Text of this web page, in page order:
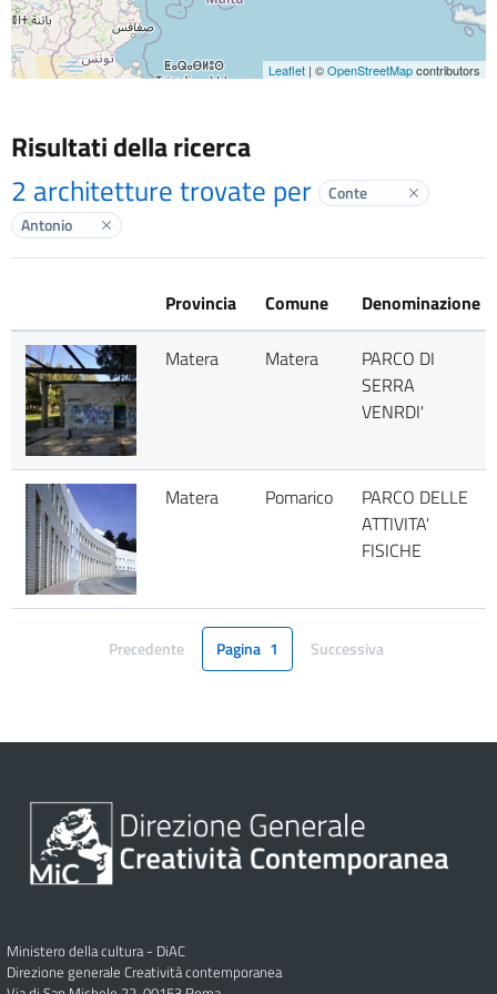
Leaflet | ©OpenStreetMapcontributors
Risultati della ricerca
2 architetture trovate per Conte Elimina
Antonio Elimina label
Provincia Comune Denominazione
Matera Matera
PARCO DI
SERRA
VENRDI'
Matera Pomarico
PARCO DELLE
ATTIVITA'
FISICHE
Pagina
Precedente Pagina 1 Pagina
Successiva
Ministero della cultura - DiAC
Direzione generale Creatività contemporanea